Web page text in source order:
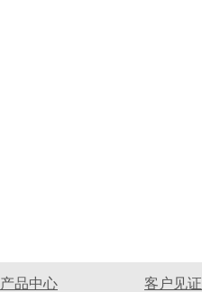
产品中心 客户见证